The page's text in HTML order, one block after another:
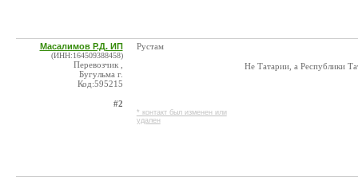
Масалимов Р.Д. ИП
(ИНН:164509388458)
Перевозчик ,
Бугульма г.
Код:595215
#2
Рустам
* контакт был изменен или
удален
Не Татарии, а Республики